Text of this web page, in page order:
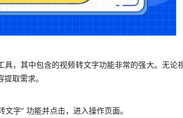
具，其中包含的视频转文字功能非常的强大。无
取需求。
字” 功能并点击，进入操作页面。